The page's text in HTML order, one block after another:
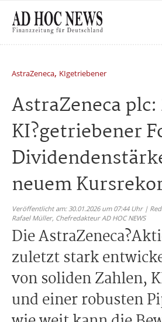
AstraZeneca, KIgetriebener
AstraZeneca
KI?getriebener
neuem
Veröffentlicht am: 30.01.2026 um 07:44 Uhr |
Rafael Müller, Chefredakteur AD HOC NEWS
Die
zuletzt stark
von soliden Zahlen,
und einer robusten